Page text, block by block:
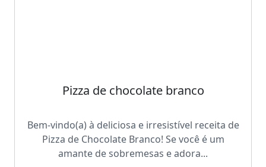
Pizza de chocolate branco
Bem-vindo(a) à deliciosa e irresistível receita de
Pizza de Chocolate Branco! Se você é um
amante de sobremesas e adora...